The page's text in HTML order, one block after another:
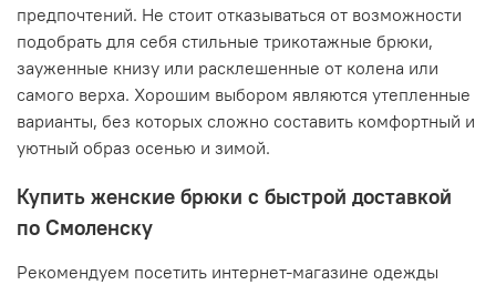
предпочтений. Не стоит отказываться от возможности
подобрать для себя стильные трикотажные брюки,
зауженные книзу или расклешенные от колена или
самого верха. Хорошим выбором являются утепленные
варианты, без которых сложно составить комфортный и
уютный образ осенью и зимой.
Купить женские брюки с быстрой доставкой
по Смоленску
Рекомендуем посетить интернет-магазине одежды